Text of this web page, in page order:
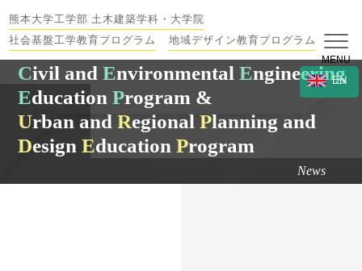
熊本大学工学部 土木建築学科・大学院
社会基盤工学教育プログラム
地域デザイン教育プログラム
EN
MENU
Civil andEnvironmentalEngineering
EducationProgram &
Urban andRegionalPlanning and
DesignEducationProgram
News